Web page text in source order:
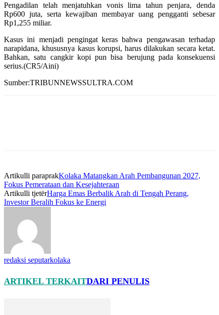
Pengadilan telah menjatuhkan vonis lima tahun penjara, denda
Rp600 juta, serta kewajiban membayar uang pengganti sebesar
Rp1,255 miliar.
Kasus ini menjadi pengingat keras bahwa pengawasan terhadap
narapidana, khususnya kasus korupsi, harus dilakukan secara ketat.
Bahkan, satu cangkir kopi pun bisa berujung pada konsekuensi
serius.(CR5/Aini)
Sumber:TRIBUNNEWSSULTRA.COM
Artikulli paraprakKolaka Matangkan Arah Pembangunan 2027,
Fokus Pemerataan dan Kesejahteraan
Artikulli tjetërHarga Emas Berbalik Arah di Tengah Perang,
Investor Beralih Fokus ke Energi
redaksi seputarkolaka
ARTIKEL TERKAITDARI PENULIS